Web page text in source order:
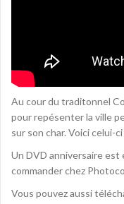
Au cour du traditonnel
pour repésenter la ville
sur son char. Voici celui-
Un DVD anniversaire est
commander chez
Vous pouvez aussi